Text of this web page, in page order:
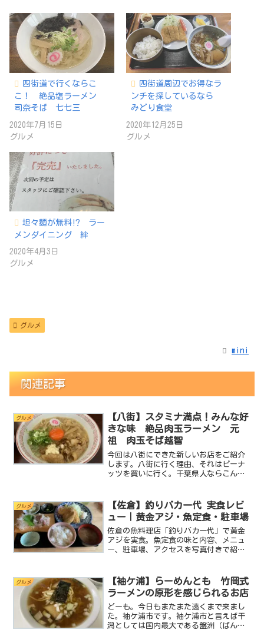
四街道で行くならこ
こ！ 絶品塩ラーメン
司奈そば 七七三
2020年7月15日
グルメ
四街道周辺でお得なラ
ンチを探しているなら
みどり食堂
2020年12月25日
グルメ
坦々麺が無料⁉︎ ラー
メンダイニング 絆
2020年4月3日
グルメ
グルメ
mini
関連記事
グルメ
【八街】スタミナ満点！みんな好
きな味 絶品肉玉ラーメン 元
祖 肉玉そば越智
今回は八街にできた新しいお店をご紹介
します。八街に行く理由、それはピーナ
ッツを買いに行く。千葉県人ならこんな
もしれません！出来たばかりの店舗なの
で綺麗だし美味しいお店な...
グルメ
【佐倉】釣りバカ一代 実食レビ
ュー｜黄金アジ・魚定食・駐車場
佐倉の魚料理店「釣りバカ一代」で黄金
アジを実食。魚定食の味と内容、メニュ
ー、駐車場、アクセスを写真付きで紹介
グルメ
【袖ケ浦】らーめんとも 竹岡式
ラーメンの原形を感じられるお店
どーも。今日もまたまた遠くまで来まし
た。袖ケ浦市です。袖ケ浦市と言えば干
潟としては国内最大である盤洲（ばん